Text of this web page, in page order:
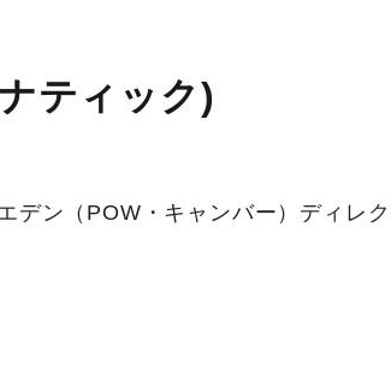
ティック)
ン（POW・キャンバー）ディレ